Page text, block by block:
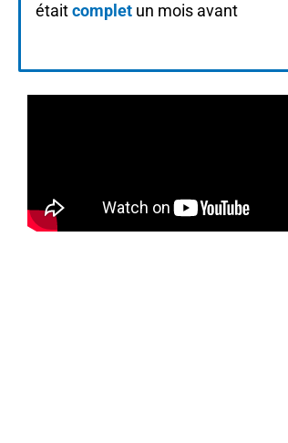
étaitcomplet un mois avant